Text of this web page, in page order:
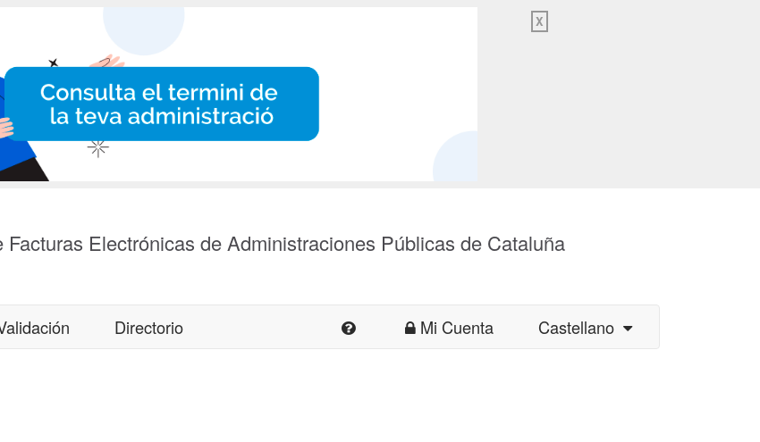
X
Facturas Electrónicas de Administraciones Públicas de Cataluña
Directorio Mi Cuenta Castellano